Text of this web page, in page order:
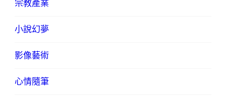
宗教產業
小說幻夢
影像藝術
心情隨筆